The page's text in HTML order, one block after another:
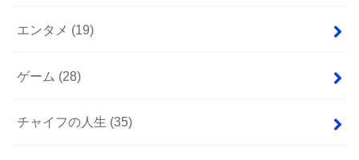
エンタメ (19)
ゲーム (28)
チャイフの人生 (35)